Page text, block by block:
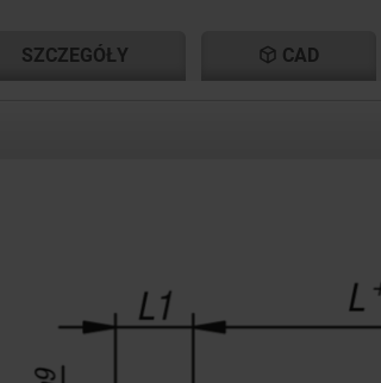
SZCZEGÓŁY CAD